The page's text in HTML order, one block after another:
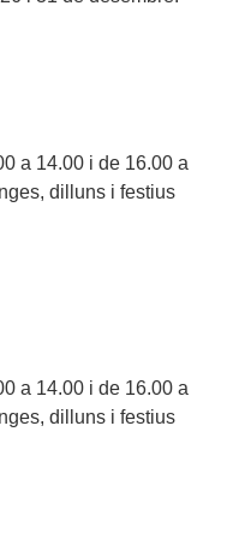
a 14.00 i de 16.00 a
dilluns i festius
a 14.00 i de 16.00 a
dilluns i festius